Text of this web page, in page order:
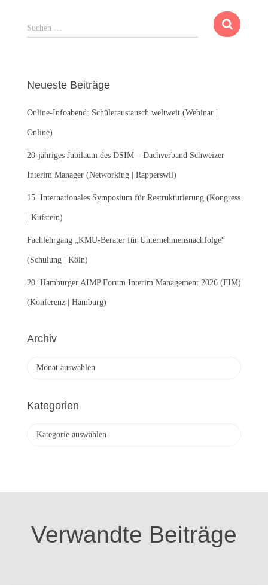
S
u
n
a
c
:
Suchen …
Neueste Beiträge
Online-Infoabend: Schüleraustausch weltweit (Webinar |
Online)
20-jähriges Jubiläum des DSIM – Dachverband Schweizer
Interim Manager (Networking | Rapperswil)
15. Internationales Symposium für Restrukturierung (Kongress
| Kufstein)
Fachlehrgang „KMU-Berater für Unternehmensnachfolge“
(Schulung | Köln)
20. Hamburger AIMP Forum Interim Management 2026 (FIM)
(Konferenz | Hamburg)
Archiv
h
Kategorien
o
Verwandte Beiträge